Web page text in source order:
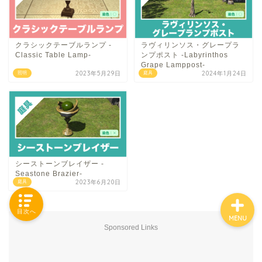
照明
クラシックテーブルランプ -
Classic Table Lamp-
2023年5月29日 庭具
ラヴィリンソス・グレープラ
ンプポスト -Labyrinthos
Grape Lamppost-
2024年1月24日
庭具
シーストーンブレイザー -
Seastone Brazier-
2023年6月20日
Sponsored Links
MENU
「カテゴリー」の一覧 -
Category List-
HOUSING COLLECTIONと
ご要望はコチラから
目次へ